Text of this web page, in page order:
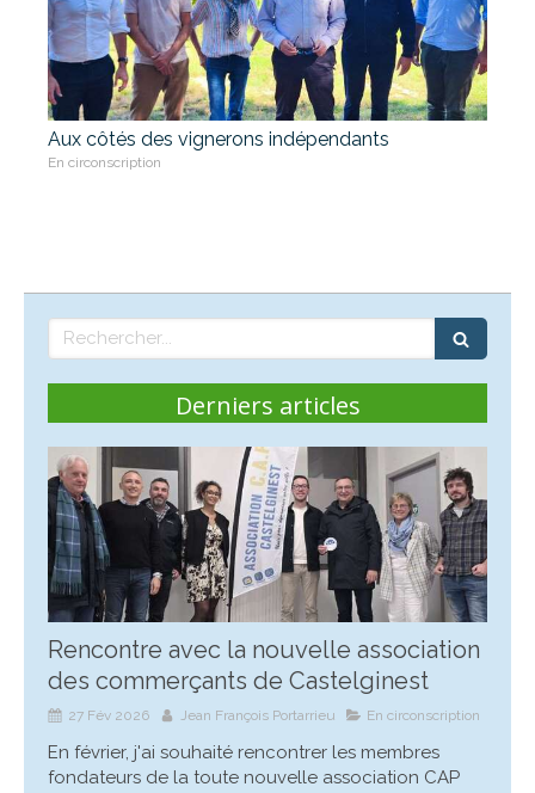
Aux côtés des vignerons indépendants
En circonscription
Rechercher
Derniers articles
Rencontre avec la nouvelle association
des commerçants de Castelginest
27 Fév 2026 Jean François Portarrieu En circonscription
En février, j'ai souhaité rencontrer les membres
fondateurs de la toute nouvelle association CAP